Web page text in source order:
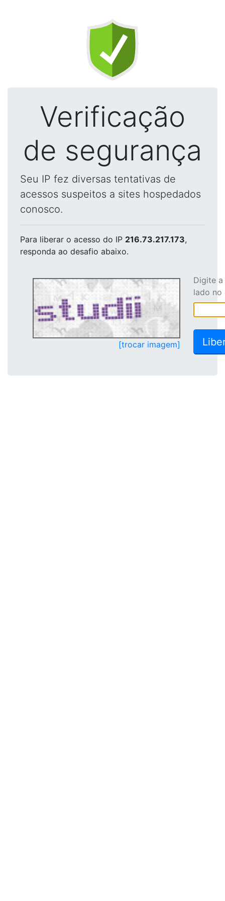
Verificação
de segurança
Seu IP fez diversas tentativas de
acessos suspeitos a sites hospedados
conosco.
Para liberar o acesso do IP 216.73.217.173,
responda ao desafio abaixo.
[trocar imagem]
Digite
lado no